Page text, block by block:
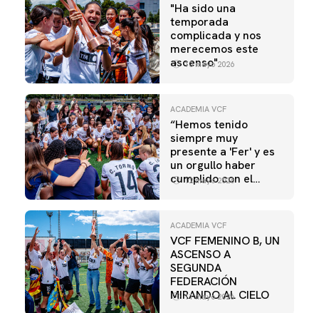
"Ha sido una
temporada
complicada y nos
merecemos este
ascenso"
13 mayo 2026
ACADEMIA VCF
“Hemos tenido
siempre muy
presente a 'Fer' y es
un orgullo haber
cumplido con el
12 mayo 2026
ACADEMIA VCF
VCF FEMENINO B, UN
ASCENSO A
SEGUNDA
FEDERACIÓN
MIRANDO AL CIELO
11 mayo 2026